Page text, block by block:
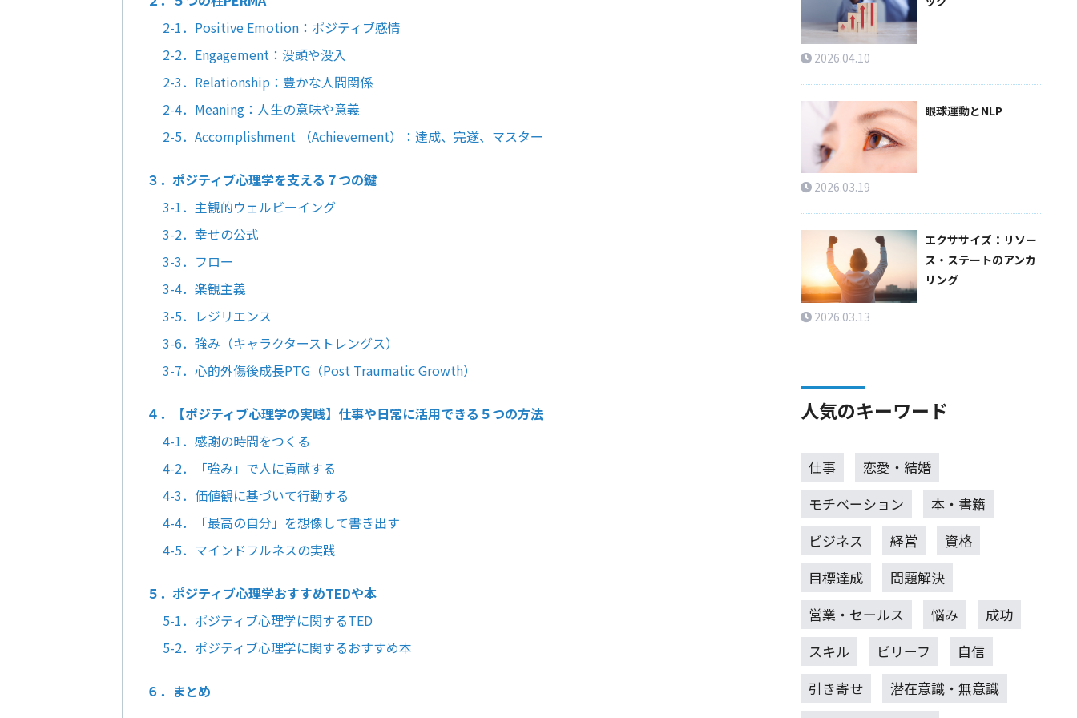
2-1．Positive Emotion：ポジティブ感情
2-2．Engagement：没頭や没入
2-3．Relationship：豊かな人間関係
2-4．Meaning：人生の意味や意義
2-5．Accomplishment （Achievement）：達成、完遂、マスター
３．ポジティブ心理学を支える７つの鍵
3-1．主観的ウェルビーイング
3-2．幸せの公式
3-3．フロー
3-4．楽観主義
3-5．レジリエンス
3-6．強み（キャラクターストレングス）
3-7．心的外傷後成長PTG（Post Traumatic Growth）
４．【ポジティブ心理学の実践】仕事や日常に活用できる５つの方法
4-1．感謝の時間をつくる
4-2．「強み」で人に貢献する
4-3．価値観に基づいて行動する
4-4．「最高の自分」を想像して書き出す
4-5．マインドフルネスの実践
５．ポジティブ心理学おすすめTEDや本
5-1．ポジティブ心理学に関するTED
5-2．ポジティブ心理学に関するおすすめ本
６．まとめ
2026.04.10
眼球運動とNLP
2026.03.19
エクササイズ：リソー
ス・ステートのアンカ
リング
2026.03.13
人気のキーワード
仕事
恋愛・結婚
モチベーション
本・書籍
ビジネス
経営
資格
目標達成
問題解決
営業・セールス
悩み
成功
スキル
ビリーフ
自信
引き寄せ
潜在意識・無意識